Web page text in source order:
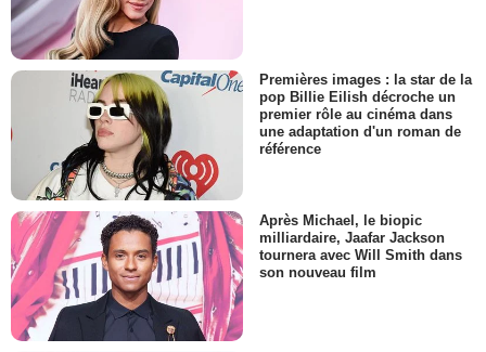
Premières images : la star de la
pop Billie Eilish décroche un
premier rôle au cinéma dans
une adaptation d'un roman de
référence
Après Michael, le biopic
milliardaire, Jaafar Jackson
tournera avec Will Smith dans
son nouveau film